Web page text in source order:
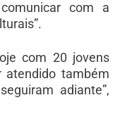
com a
com 20 jovens
atendido também
adiante”,